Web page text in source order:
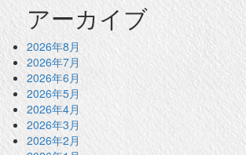
アーカイブ
2026年8月
2026年7月
2026年6月
2026年5月
2026年4月
2026年3月
2026年2月